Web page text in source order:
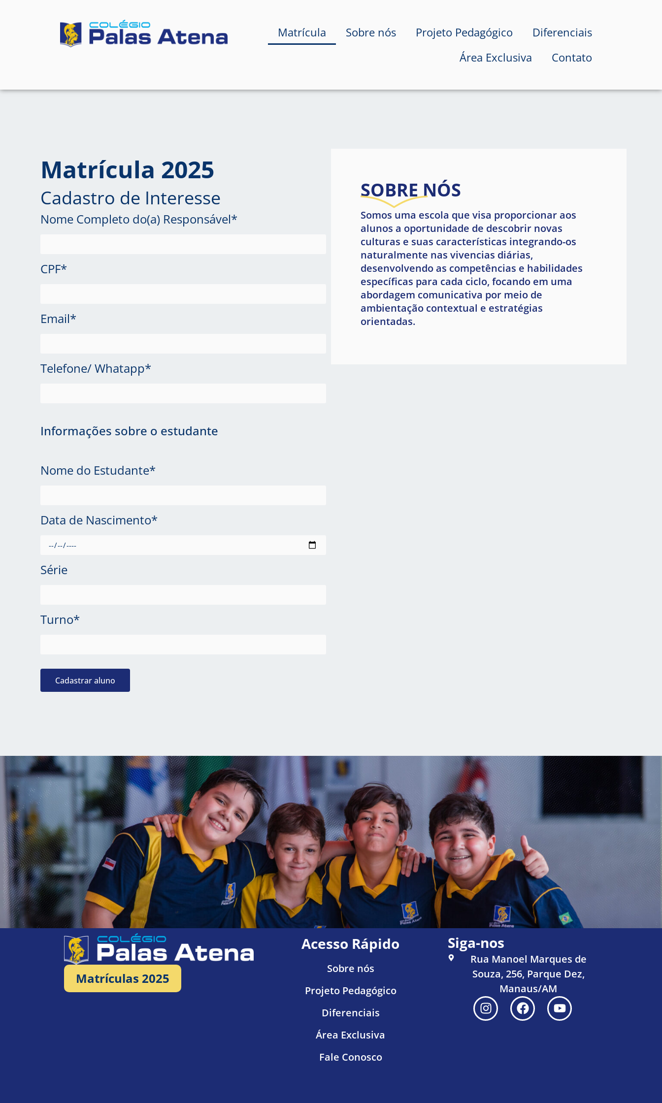
Matrícula Sobre nós Projeto Pedagógico
Diferenciais
Área Exclusiva
Contato
Matrícula 2025
Cadastro de Interesse
Nome Completo do(a) Responsável*
CPF*
Email*
Telefone/ Whatapp*
Informações sobre o estudante
Nome do Estudante*
Data de Nascimento*
Série
Turno*
Cadastrar aluno
SOBRE NÓS
Somos uma escola que visa proporcionar aos
alunos a oportunidade de descobrir novas
culturas e suas características integrando-os
naturalmente nas vivencias diárias,
desenvolvendo as competências e habilidades
específicas para cada ciclo, focando em uma
abordagem comunicativa por meio de
ambientação contextual e estratégias
orientadas.
Matrículas 2025
Acesso Rápido
Sobre nós
Projeto Pedagógico
Diferenciais
Área Exclusiva
Fale Conosco
Siga-nos
Rua Manoel Marques de
Souza, 256, Parque Dez,
Manaus/AM